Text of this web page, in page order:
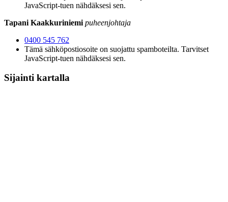
JavaScript-tuen nähdäksesi sen.
Tapani Kaakkuriniemi puheenjohtaja
0400 545 762
Tämä sähköpostiosoite on suojattu spamboteilta. Tarvitset
JavaScript-tuen nähdäksesi sen.
Sijainti kartalla